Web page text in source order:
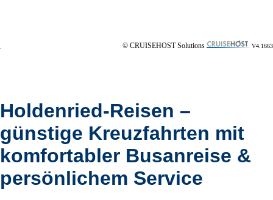
© CRUISEHOST Solutions V4.1663
Holdenried-Reisen –
günstige Kreuzfahrten mit
komfortabler Busanreise &
persönlichem Service